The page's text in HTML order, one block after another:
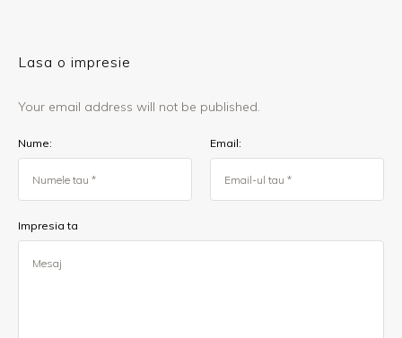
Lasa o impresie
Your email address will not be published.
Nume: Email:
Impresia ta